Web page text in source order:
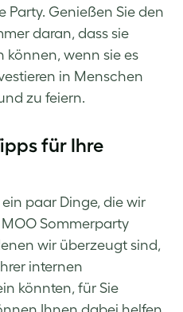
Party. Genießen Sie den
daran, dass sie
können, wenn sie es
in Menschen
zu feiern.
für Ihre
paar Dinge, die wir
Sommerparty
wir überzeugt sind,
internen
könnten, für Sie